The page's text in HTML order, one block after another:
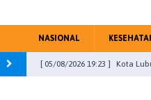
NASIONAL
[ 05/08/2026 19:23 ] Kota